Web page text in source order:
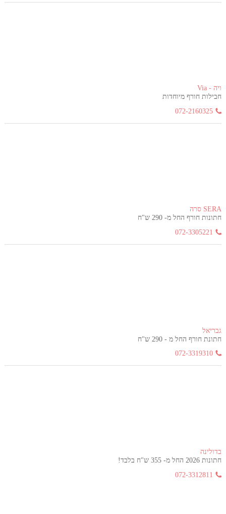
ויה - Via
חבילות חורף מיוחדות
072-2160325
SERA סרה
חתונות חורף החל מ- 290 ש"ח
072-3305221
גבריאל
חתונת חורף החל מ - 290 ש"ח
072-3319310
בדולינה
חתונות 2026 החל מ- 355 ש"ח בלבד!
072-3312811